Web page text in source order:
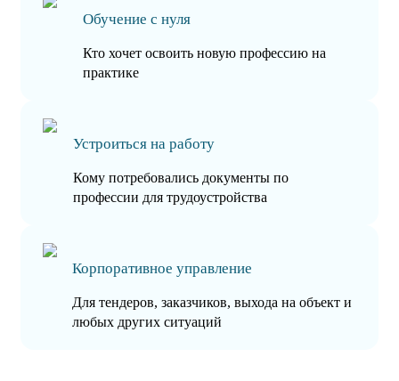
Обучение с нуля
Кто хочет освоить новую профессию на
практике
Устроиться на работу
Кому потребовались документы по
профессии для трудоустройства
Корпоративное управление
Для тендеров, заказчиков, выхода на объект и
любых других ситуаций